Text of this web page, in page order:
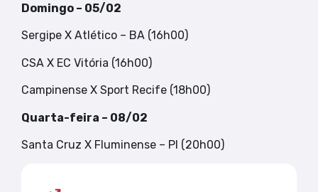
Domingo – 05/02
Sergipe X Atlético – BA (16h00)
CSA X EC Vitória (16h00)
Campinense X Sport Recife (18h00)
Quarta-feira – 08/02
Santa Cruz X Fluminense – PI (20h00)